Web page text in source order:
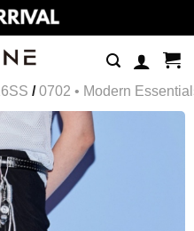
/0702 • Modern